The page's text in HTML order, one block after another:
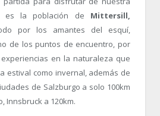
es la población de Mittersill,
por los amantes del esquí,
de los puntos de encuentro, por
en la naturaleza que
estival como invernal, además de
de Salzburgo a solo 100km
Innsbruck a 120km.